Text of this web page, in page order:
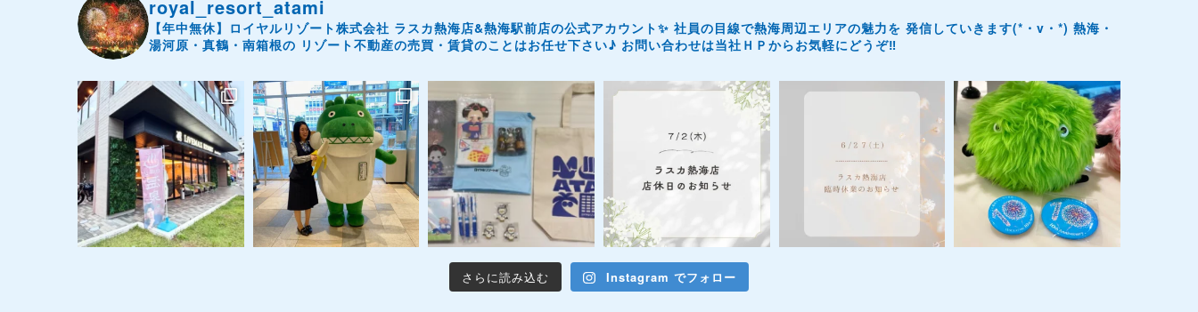
ゲ
ー
シ
ョ
ン
ジ
ジ
royal_resort_atami
【年中無休】ロイヤルリゾート株式会社 ラスカ熱海店&熱海駅前店の公式アカウント✨ 社員の目線で熱海周辺エリアの魅力を 発信していきます(*・v・*) 熱海・
湯河原・真鶴・南箱根の リゾート不動産の売買・賃貸のことはお任せ下さい♪ お問い合わせは当社ＨＰからお気軽にどうぞ‼️
さらに読み込む Instagram でフォロー